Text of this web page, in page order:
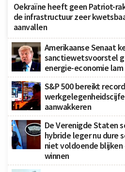
Oekraïne heeft geen Patriot-
de infrastructuur zeer
aanvallen
Amerikaanse Senaat
sanctiewetsvoorstel
energie-economie
S&P 500 bereikt
aanwakkeren
De Verenigde Staten
hybride leger nu dure
niet voldoende
winnen